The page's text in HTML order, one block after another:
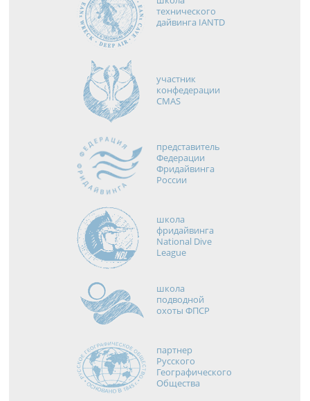
технического
дайвинга IANTD
участник
конфедерации
CMAS
представитель
Федерации
Фридайвинга
России
школа
фридайвинга
National Dive
League
школа
подводной
охоты ФПСР
партнер
Русского
Географического
Общества